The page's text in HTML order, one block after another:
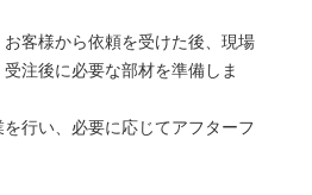
客様から依頼を受けた後、現場
注後に必要な部材を準備しま
行い、必要に応じてアフターフ